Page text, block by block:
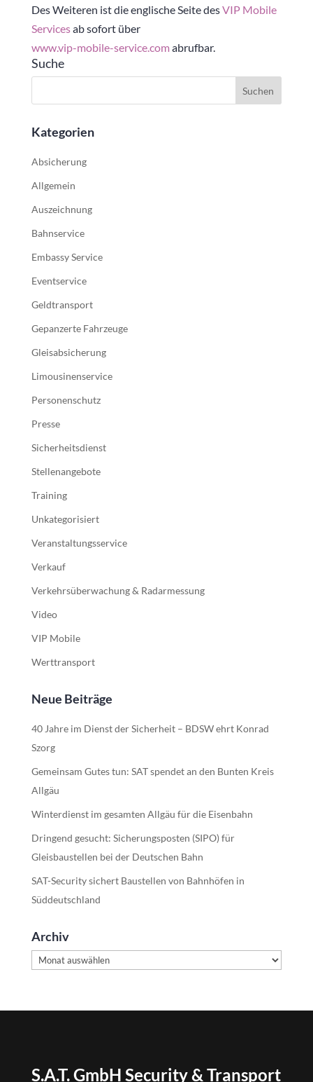
Des Weiteren ist die englische Seite desVIP Mobile
Servicesab sofort über
www.vip-mobile-service.comabrufbar.
Suche
Kategorien
Absicherung
Allgemein
Auszeichnung
Bahnservice
Embassy Service
Eventservice
Geldtransport
Gepanzerte Fahrzeuge
Gleisabsicherung
Limousinenservice
Personenschutz
Presse
Sicherheitsdienst
Stellenangebote
Training
Unkategorisiert
Veranstaltungsservice
Verkauf
Verkehrsüberwachung & Radarmessung
Video
VIP Mobile
Werttransport
Neue Beiträge
40 Jahre im Dienst der Sicherheit – BDSW ehrt Konrad
Szorg
Gemeinsam Gutes tun: SAT spendet an den Bunten Kreis
Allgäu
Winterdienst im gesamten Allgäu für die Eisenbahn
Dringend gesucht: Sicherungsposten (SIPO) für
Gleisbaustellen bei der Deutschen Bahn
SAT-Security sichert Baustellen von Bahnhöfen in
Süddeutschland
Archiv
Archiv
S.A.T. GmbH Security & Transport